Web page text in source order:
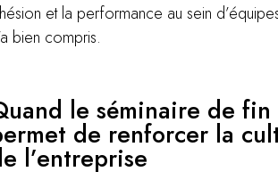
et la performance au sein d’équipes
bien compris.
le séminaire de fin
de renforcer la
l’entreprise